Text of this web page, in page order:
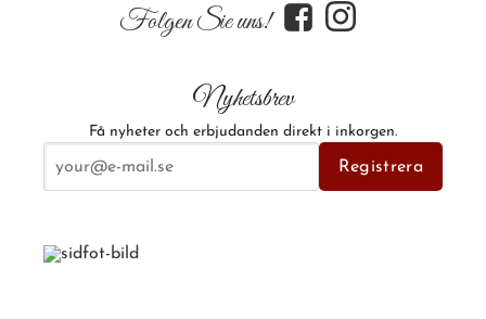
Folgen Sie uns! f i
Nyhetsbrev
Få nyheter och erbjudanden direkt i inkorgen.
Registrera